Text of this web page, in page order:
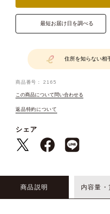
最短お届け日を調べる
住所を知らない相
商品番号 2165
この商品について問い合わせる
返品特約について
シェア
商品説明 内容量・